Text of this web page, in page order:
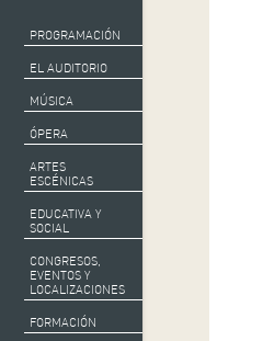
PROGRAMACIÓN
EL AUDITORIO
MÚSICA
ÓPERA
ARTES
ESCÉNICAS
EDUCATIVA Y
SOCIAL
CONGRESOS,
EVENTOS Y
LOCALIZACIONES
FORMACIÓN